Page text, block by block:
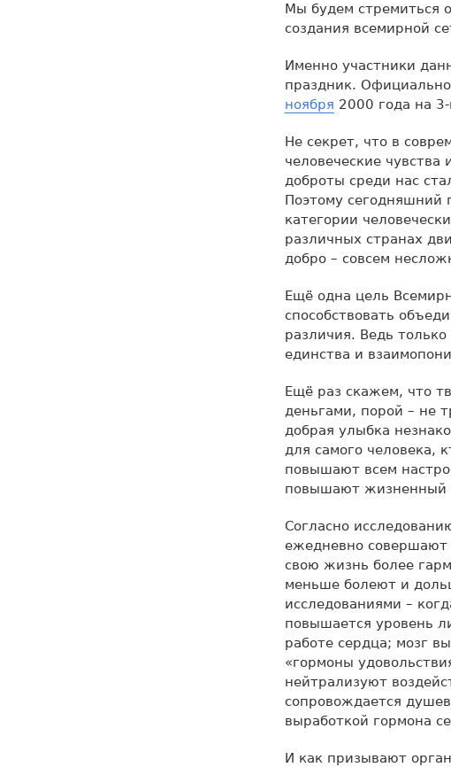
Мы будем стремиться
создания всемирной
Именно участники
праздник.
ноября 2000 года на
Не секрет, что в
человеческие
доброты среди нас
Поэтому сегодняшний
категории
различных странах
добро – совсем
Ещё одна цель
способствовать
различия. Ведь
единства и
Ещё раз скажем, что
деньгами, порой – не
добрая улыбка
для самого человека,
повышают всем
повышают жизненный
Согласно
ежедневно
свою жизнь более
меньше болеют и
исследованиями –
повышается уровень
работе сердца; мозг
«гормоны
нейтрализуют
сопровождается
выработкой гормона
И как призывают